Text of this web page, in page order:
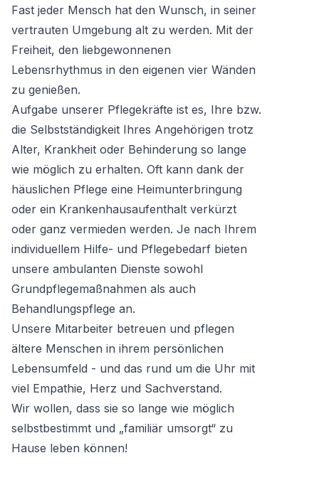
Fast jeder Mensch hat den Wunsch, in seiner
vertrauten Umgebung alt zu werden. Mit der
Freiheit, den liebgewonnenen
Lebensrhythmus in den eigenen vier Wänden
zu genießen.
Aufgabe unserer Pflegekräfte ist es, Ihre bzw.
die Selbstständigkeit Ihres Angehörigen trotz
Alter, Krankheit oder Behinderung so lange
wie möglich zu erhalten. Oft kann dank der
häuslichen Pflege eine Heimunterbringung
oder ein Krankenhausaufenthalt verkürzt
oder ganz vermieden werden. Je nach Ihrem
individuellem Hilfe- und Pflegebedarf bieten
unsere ambulanten Dienste sowohl
Grundpflegemaßnahmen als auch
Behandlungspflege an.
Unsere Mitarbeiter betreuen und pflegen
ältere Menschen in ihrem persönlichen
Lebensumfeld - und das rund um die Uhr mit
viel Empathie, Herz und Sachverstand.
Wir wollen, dass sie so lange wie möglich
selbstbestimmt und „familiär umsorgt“ zu
Hause leben können!